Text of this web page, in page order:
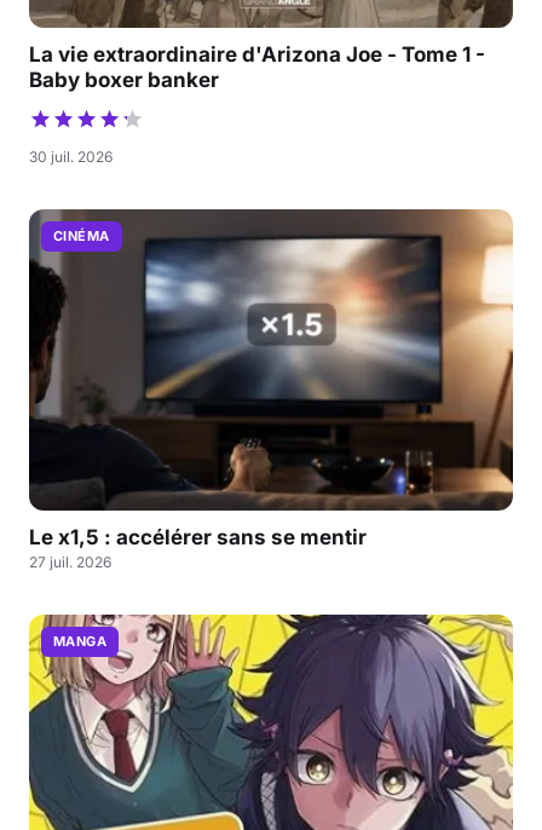
La vie extraordinaire d'Arizona Joe - Tome 1 -
Baby boxer banker
30 juil. 2026
CINÉMA
Le x1,5 : accélérer sans se mentir
27 juil. 2026
MANGA